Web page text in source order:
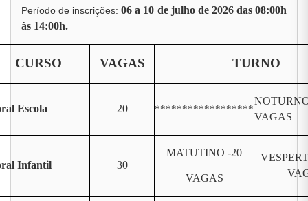
Período de inscrições:06 a 10 de julho de 2026 das 08:00h
às 14:00h.
CURSO VAGAS TURNO
Escola 20 ******************
VAGAS
Infantil 30
MATUTINO -20
VAGAS